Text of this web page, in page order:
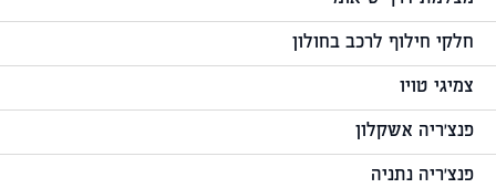
חלקי חילוף לרכב בחולון
צמיגי טויו
פנצ'ריה אשקלון
פנצ'ריה נתניה